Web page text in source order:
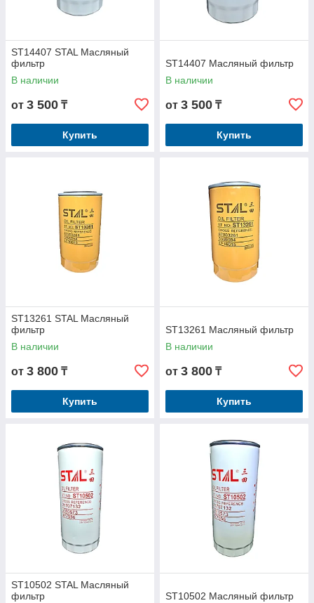
ST14407 STAL Масляный
фильтр
В наличии
от 3 500 ₸
Купить
ST14407 Масляный фильтр
В наличии
от 3 500 ₸
Купить
ST13261 STAL Масляный
фильтр
В наличии
от 3 800 ₸
Купить
ST13261 Масляный фильтр
В наличии
от 3 800 ₸
Купить
ST10502 STAL Масляный
фильтр
ST10502 Масляный фильтр